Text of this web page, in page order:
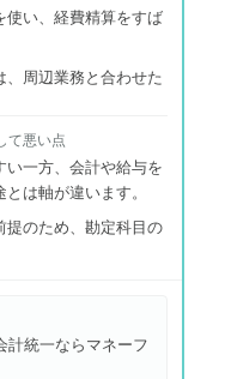
使い、経費精算をすば
、周辺業務と合わせた
て悪い点
い一方、会計や給与を
は軸が違います。
提のため、勘定科目の
計統一ならマネーフ